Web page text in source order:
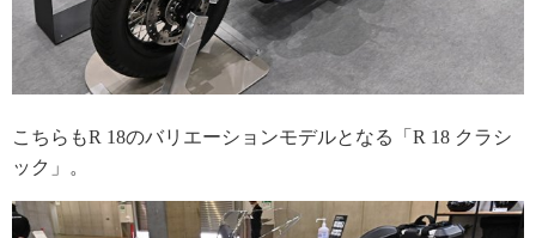
こちらもR 18のバリエーションモデルとなる「R 18 クラシ
ック」。